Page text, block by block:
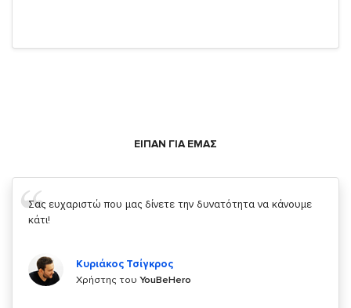
ΕΙΠΑΝ ΓΙΑ ΕΜΑΣ
Σας ευχαριστώ που μας δίνετε την δυνατότητα να κάνουμε
κάτι!
Κυριάκος Τσίγκρος
Χρήστης του YouBeHero